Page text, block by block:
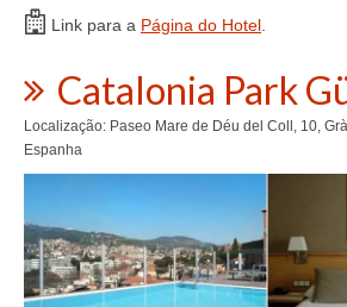
Link para a Página do Hotel
Catalonia Park
Localização: Paseo Mare de Déu del Coll, 10,
Espanha